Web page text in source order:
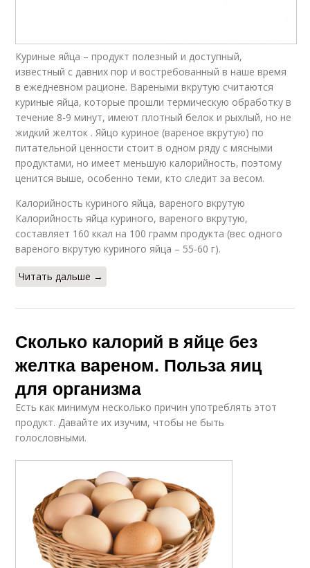
Куриные яйца – продукт полезный и доступный,
известный с давних пор и востребованный в наше время
в ежедневном рационе. Вареными вкрутую считаются
куриные яйца, которые прошли термическую обработку в
течение 8-9 минут, имеют плотный белок и рыхлый, но не
жидкий желток . Яйцо куриное (вареное вкрутую) по
питательной ценности стоит в одном ряду с мясными
продуктами, но имеет меньшую калорийность, поэтому
ценится выше, особенно теми, кто следит за весом.
Калорийность куриного яйца, вареного вкрутую
Калорийность яйца куриного, вареного вкрутую,
составляет 160 ккал на 100 грамм продукта (вес одного
вареного вкрутую куриного яйца – 55-60 г).
Читать дальше →
Сколько калорий в яйце без
желтка вареном. Польза яиц
для организма
Есть как минимум несколько причин употреблять этот
продукт. Давайте их изучим, чтобы не быть
голословными.